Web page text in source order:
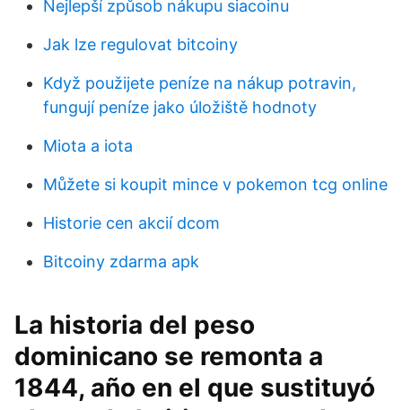
Nejlepší způsob nákupu siacoinu
Jak lze regulovat bitcoiny
Když použijete peníze na nákup potravin,
fungují peníze jako úložiště hodnoty
Miota a iota
Můžete si koupit mince v pokemon tcg online
Historie cen akcií dcom
Bitcoiny zdarma apk
La historia del peso
dominicano se remonta a
1844, año en el que sustituyó